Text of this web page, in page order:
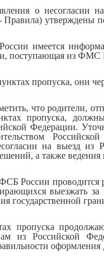
о несогласии
утверждены
имеется
поступающая из ФМС
пропуска, они
что родители,
пропуска,
Федерации.
на выезд из
а также ведения
России проводится
выезжать за
государственной
пропуска
из Российской